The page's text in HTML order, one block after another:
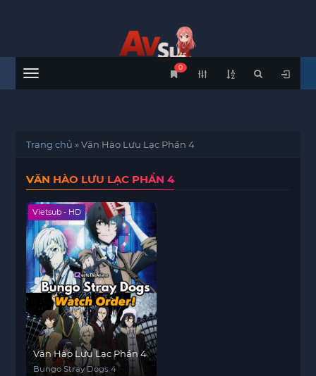
Menu
0
Trang chủ »Văn Hào Lưu Lạc Phần 4
VĂN HÀO LƯU LẠC PHẦN 4
Vietsub - HD
Văn Hào Lưu Lạc Phần 4
Bungo Stray Dogs 4